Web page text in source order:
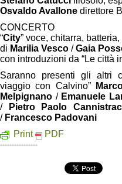
Osvaldo Avallone direttore
CONCERTO
“City” voce, chitarra,
di Marilia Vesco /Gaia
con introduzioni da “Le città
Saranno presenti gli altri
viaggio con Calvino”
Melpignano / Emanuele
/
Pietro Paolo
/ Francesco Padovani
Print
PDF
----------------